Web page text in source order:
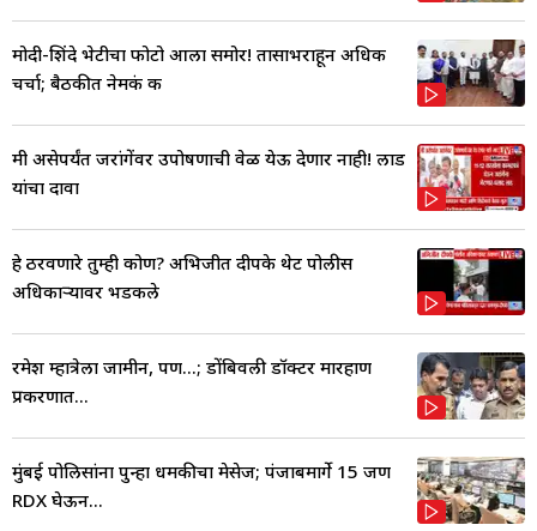
मोदी-शिंदे भेटीचा फोटो आला समोर! तासाभराहून अधिक
चर्चा; बैठकीत नेमकं क
मी असेपर्यंत जरांगेंवर उपोषणाची वेळ येऊ देणार नाही! लाड
यांचा दावा
हे ठरवणारे तुम्ही कोण? अभिजीत दीपके थेट पोलीस
अधिकाऱ्यावर भडकले
रमेश म्हात्रेला जामीन, पण...; डोंबिवली डॉक्टर मारहाण
प्रकरणात...
मुंबई पोलिसांना पुन्हा धमकीचा मेसेज; पंजाबमार्गे 15 जण
RDX घेऊन...